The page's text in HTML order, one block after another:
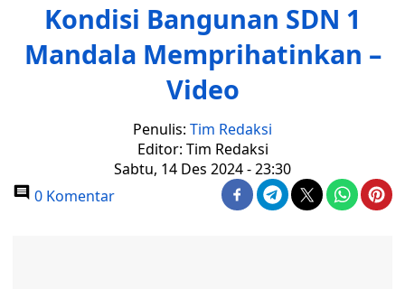
Kondisi Bangunan SDN 1
Mandala Memprihatinkan –
Video
Penulis: Tim Redaksi
Editor: Tim Redaksi
Sabtu, 14 Des 2024 - 23:30
0 Komentar